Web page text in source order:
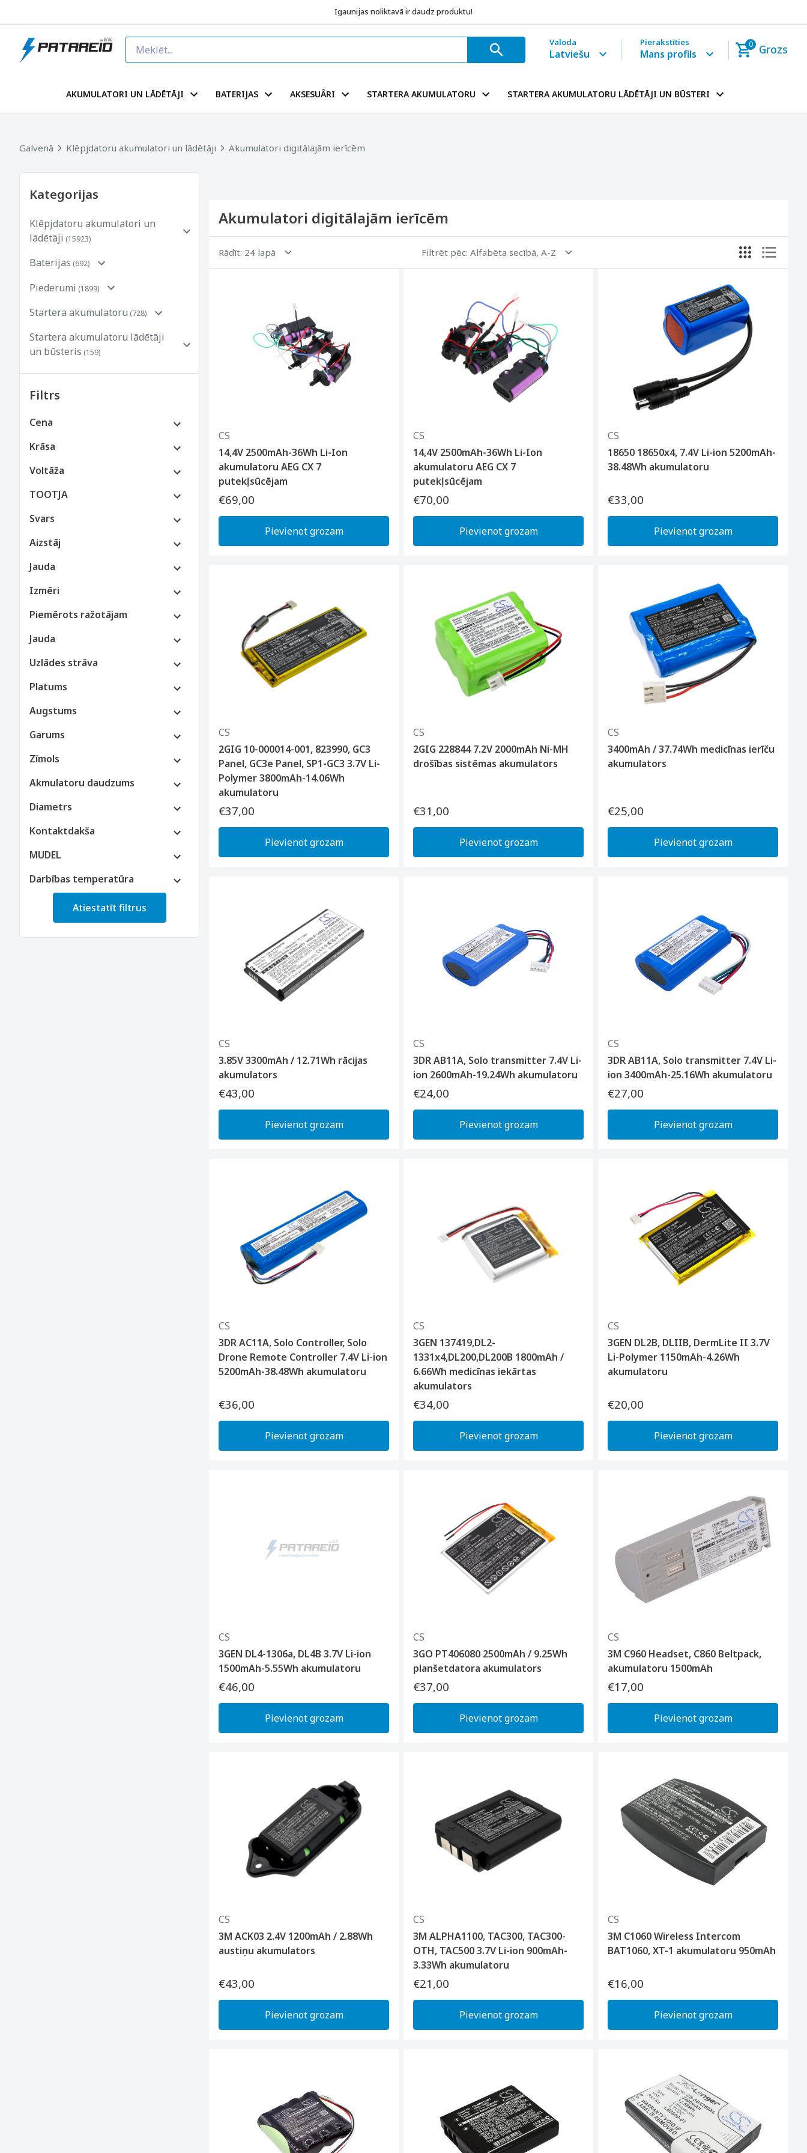
Igaunijas noliktavā ir daudz produktu!
Pierakstīties
Mans profils
0 Grozs
Valoda
Latviešu
AKUMULATORI UN LĀDĒTĀJI BATERIJAS AKSESUÂRI STARTERA AKUMULATORU STARTERA AKUMULATORU LĀDĒTĀJI UN BŪSTERI
Galvenā Klēpjdatoru akumulatori un lādētāji Akumulatori digitālajām ierīcēm
Kategorijas
Klēpjdatoru akumulatori un
lādētāji (15923)
Baterijas (692)
Piederumi (1899)
Startera akumulatoru (728)
Startera akumulatoru lādētāji
un būsteris (159)
Filtrs
Cena
€100 līdz €250
€500 līdz €800
Krāsa
Voltāža
TOOTJA
Svars
Aizstāj
Jauda
Izmēri
Piemērots ražotājam
Jauda
Uzlādes strāva
Platums
Augstums
Garums
Zīmols
Akmulatoru daudzums
Diametrs
Kontaktdakša
MUDEL
Darbības temperatūra
Atiestatīt filtrus
Akumulatori digitālajām ierīcēm
Rādīt: 24 lapā Filtrēt pēc: Alfabēta secībā, A-Z
CS
14,4V 2500mAh-36Wh Li-Ion
akumulatoru AEG CX 7
putekļsūcējam
€69,00
Pievienot grozam
CS
14,4V 2500mAh-36Wh Li-Ion
akumulatoru AEG CX 7
putekļsūcējam
€70,00
Pievienot grozam
CS
18650 18650x4, 7.4V Li-ion 5200mAh-
38.48Wh akumulatoru
€33,00
Pievienot grozam
CS
2GIG 10-000014-001, 823990, GC3
Panel, GC3e Panel, SP1-GC3 3.7V Li-
Polymer 3800mAh-14.06Wh
akumulatoru
€37,00
Pievienot grozam
CS
2GIG 228844 7.2V 2000mAh Ni-MH
drošības sistēmas akumulators
€31,00
Pievienot grozam
CS
3400mAh / 37.74Wh medicīnas ierīču
akumulators
€25,00
Pievienot grozam
CS
3.85V 3300mAh / 12.71Wh rācijas
akumulators
€43,00
Pievienot grozam
CS
3DR AB11A, Solo transmitter 7.4V Li-
ion 2600mAh-19.24Wh akumulatoru
€24,00
Pievienot grozam
CS
3DR AB11A, Solo transmitter 7.4V Li-
ion 3400mAh-25.16Wh akumulatoru
€27,00
Pievienot grozam
CS
3DR AC11A, Solo Controller, Solo
Drone Remote Controller 7.4V Li-ion
5200mAh-38.48Wh akumulatoru
€36,00
Pievienot grozam
CS
3GEN 137419,DL2-
1331x4,DL200,DL200B 1800mAh /
6.66Wh medicīnas iekārtas
akumulators
€34,00
Pievienot grozam
CS
3GEN DL2B, DLIIB, DermLite II 3.7V
Li-Polymer 1150mAh-4.26Wh
akumulatoru
€20,00
Pievienot grozam
CS
3GEN DL4-1306a, DL4B 3.7V Li-ion
1500mAh-5.55Wh akumulatoru
€46,00
Pievienot grozam
CS
3GO PT406080 2500mAh / 9.25Wh
planšetdatora akumulators
€37,00
Pievienot grozam
CS
3M C960 Headset, C860 Beltpack,
akumulatoru 1500mAh
€17,00
Pievienot grozam
CS
3M ACK03 2.4V 1200mAh / 2.88Wh
austiņu akumulators
€43,00
Pievienot grozam
CS
3M ALPHA1100, TAC300, TAC300-
OTH, TAC500 3.7V Li-ion 900mAh-
3.33Wh akumulatoru
€21,00
Pievienot grozam
CS
3M C1060 Wireless Intercom
BAT1060, XT-1 akumulatoru 950mAh
€16,00
Pievienot grozam